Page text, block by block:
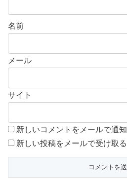
名前
メール
サイト
新しいコメントをメールで通知
新しい投稿をメールで受け取る